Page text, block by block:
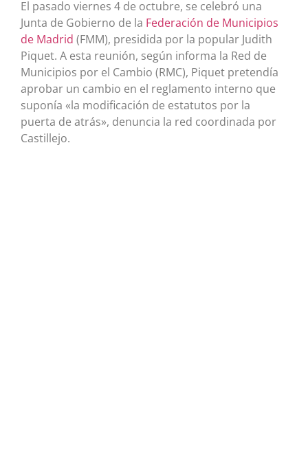
El pasado viernes 4 de octubre, se celebró una
Junta de Gobierno de la Federación de Municipios
de Madrid (FMM), presidida por la popular Judith
Piquet. A esta reunión, según informa la Red de
Municipios por el Cambio (RMC), Piquet pretendía
aprobar un cambio en el reglamento interno que
suponía «la modificación de estatutos por la
puerta de atrás», denuncia la red coordinada por
Castillejo.